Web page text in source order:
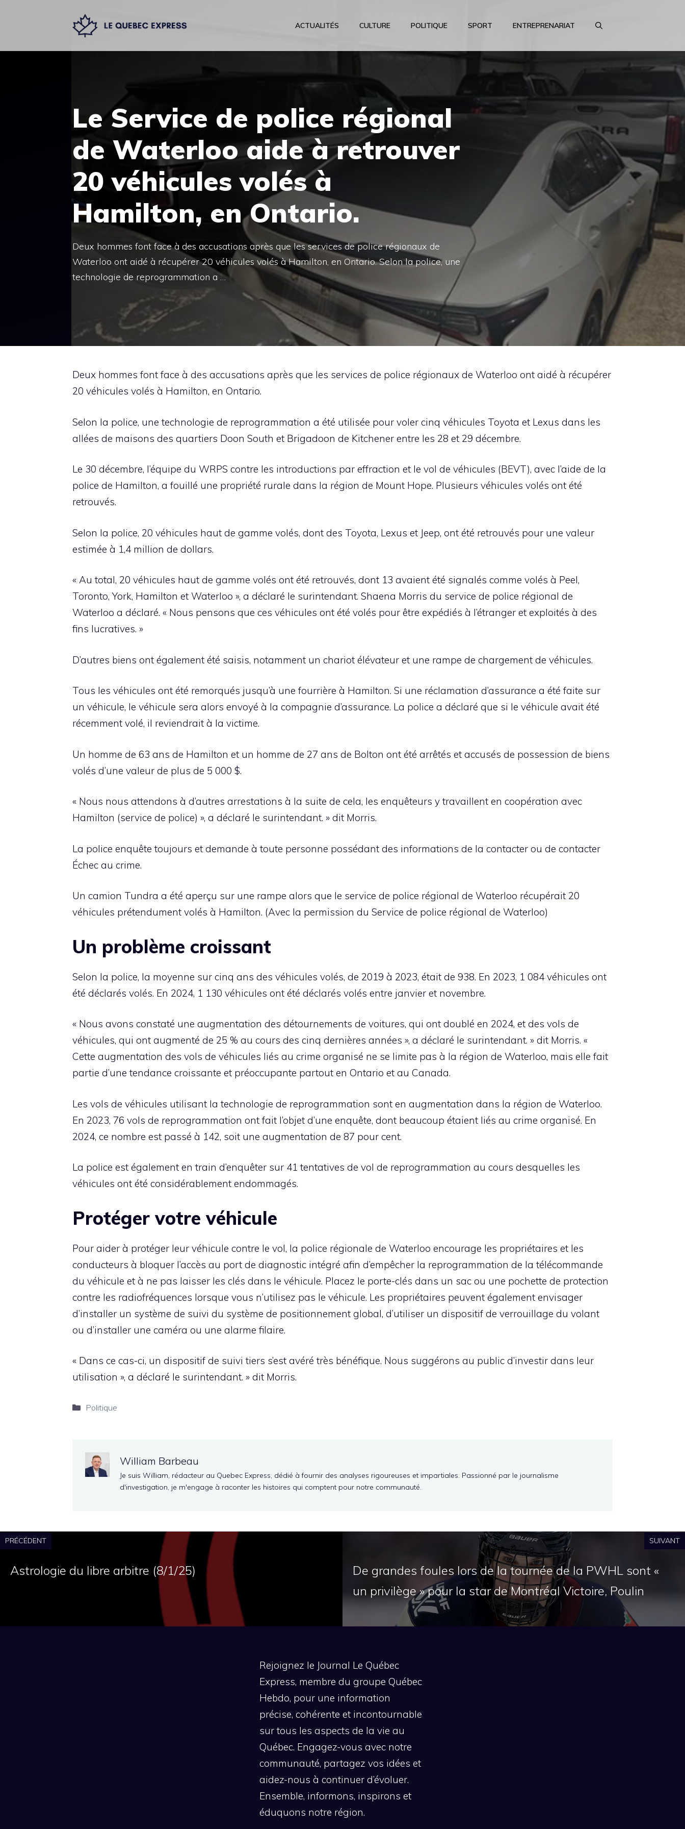
ACTUALITÉS CULTURE POLITIQUE SPORT ENTREPRENARIAT
Le Service de police régional
de Waterloo aide à retrouver
20 véhicules volés à
Hamilton, en Ontario.
Deux hommes font face à des accusations après que les services de police régionaux de
Waterloo ont aidé à récupérer 20 véhicules volés à Hamilton, en Ontario. Selon la police, une
technologie de reprogrammation a …
Deux hommes font face à des accusations après que les services de police régionaux de Waterloo ont aidé à récupérer
20 véhicules volés à Hamilton, en Ontario.
Selon la police, une technologie de reprogrammation a été utilisée pour voler cinq véhicules Toyota et Lexus dans les
allées de maisons des quartiers Doon South et Brigadoon de Kitchener entre les 28 et 29 décembre.
Le 30 décembre, l’équipe du WRPS contre les introductions par effraction et le vol de véhicules (BEVT), avec l’aide de la
police de Hamilton, a fouillé une propriété rurale dans la région de Mount Hope. Plusieurs véhicules volés ont été
retrouvés.
Selon la police, 20 véhicules haut de gamme volés, dont des Toyota, Lexus et Jeep, ont été retrouvés pour une valeur
estimée à 1,4 million de dollars.
« Au total, 20 véhicules haut de gamme volés ont été retrouvés, dont 13 avaient été signalés comme volés à Peel,
Toronto, York, Hamilton et Waterloo », a déclaré le surintendant. Shaena Morris du service de police régional de
Waterloo a déclaré. « Nous pensons que ces véhicules ont été volés pour être expédiés à l’étranger et exploités à des
fins lucratives. »
D’autres biens ont également été saisis, notamment un chariot élévateur et une rampe de chargement de véhicules.
Tous les véhicules ont été remorqués jusqu’à une fourrière à Hamilton. Si une réclamation d’assurance a été faite sur
un véhicule, le véhicule sera alors envoyé à la compagnie d’assurance. La police a déclaré que si le véhicule avait été
récemment volé, il reviendrait à la victime.
Un homme de 63 ans de Hamilton et un homme de 27 ans de Bolton ont été arrêtés et accusés de possession de biens
volés d’une valeur de plus de 5 000 $.
« Nous nous attendons à d’autres arrestations à la suite de cela, les enquêteurs y travaillent en coopération avec
Hamilton (service de police) », a déclaré le surintendant. » dit Morris.
La police enquête toujours et demande à toute personne possédant des informations de la contacter ou de contacter
Échec au crime.
Un camion Tundra a été aperçu sur une rampe alors que le service de police régional de Waterloo récupérait 20
véhicules prétendument volés à Hamilton. (Avec la permission du Service de police régional de Waterloo)
Un problème croissant
Selon la police, la moyenne sur cinq ans des véhicules volés, de 2019 à 2023, était de 938. En 2023, 1 084 véhicules ont
été déclarés volés. En 2024, 1 130 véhicules ont été déclarés volés entre janvier et novembre.
« Nous avons constaté une augmentation des détournements de voitures, qui ont doublé en 2024, et des vols de
véhicules, qui ont augmenté de 25 % au cours des cinq dernières années », a déclaré le surintendant. » dit Morris. «
Cette augmentation des vols de véhicules liés au crime organisé ne se limite pas à la région de Waterloo, mais elle fait
partie d’une tendance croissante et préoccupante partout en Ontario et au Canada.
Les vols de véhicules utilisant la technologie de reprogrammation sont en augmentation dans la région de Waterloo.
En 2023, 76 vols de reprogrammation ont fait l’objet d’une enquête, dont beaucoup étaient liés au crime organisé. En
2024, ce nombre est passé à 142, soit une augmentation de 87 pour cent.
La police est également en train d’enquêter sur 41 tentatives de vol de reprogrammation au cours desquelles les
véhicules ont été considérablement endommagés.
Protéger votre véhicule
Pour aider à protéger leur véhicule contre le vol, la police régionale de Waterloo encourage les propriétaires et les
conducteurs à bloquer l’accès au port de diagnostic intégré afin d’empêcher la reprogrammation de la télécommande
du véhicule et à ne pas laisser les clés dans le véhicule. Placez le porte-clés dans un sac ou une pochette de protection
contre les radiofréquences lorsque vous n’utilisez pas le véhicule. Les propriétaires peuvent également envisager
d’installer un système de suivi du système de positionnement global, d’utiliser un dispositif de verrouillage du volant
ou d’installer une caméra ou une alarme filaire.
« Dans ce cas-ci, un dispositif de suivi tiers s’est avéré très bénéfique. Nous suggérons au public d’investir dans leur
utilisation », a déclaré le surintendant. » dit Morris.
Catégories
Politique
William Barbeau
Je suis William, rédacteur au Quebec Express, dédié à fournir des analyses rigoureuses et impartiales. Passionné par le journalisme
d'investigation, je m'engage à raconter les histoires qui comptent pour notre communauté.
PRÉCÉDENT
Astrologie du libre arbitre (8/1/25)
SUIVANT
De grandes foules lors de la tournée de la PWHL sont «
un privilège » pour la star de Montréal Victoire, Poulin
Rejoignez le Journal Le Québec
Express, membre du groupe Québec
Hebdo, pour une information
précise, cohérente et incontournable
sur tous les aspects de la vie au
Québec. Engagez-vous avec notre
communauté, partagez vos idées et
aidez-nous à continuer d’évoluer.
Ensemble, informons, inspirons et
éduquons notre région.